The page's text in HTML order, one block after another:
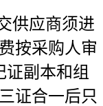
供应商须进
按采购人审
证副本和组
证合一后只